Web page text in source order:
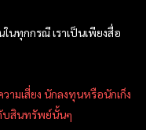
นทุกกรณี เราเป็นเพียงสื่อ
มเสี่ยง นักลงทุนหรือนักเก็ง
กับสินทรัพย์นั้นๆ